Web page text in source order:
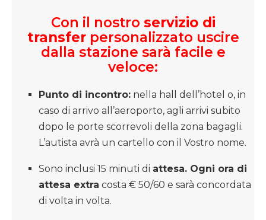
Con il nostro servizio di
transferpersonalizzato uscire
dalla stazione sarà facile e
veloce:
Punto di incontro: nella hall dell’hotel o, in
caso di arrivo all’aeroporto, agli arrivi subito
dopo le porte scorrevoli della zona bagagli.
L’autista avrà un cartello con il Vostro nome.
Sono inclusi 15 minuti di attesa. Ogni ora di
attesa extra costa € 50/60 e sarà concordata
di volta in volta.